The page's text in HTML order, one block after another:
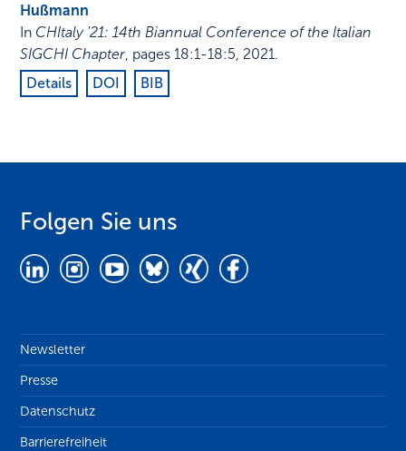
Hußmann
In CHItaly '21: 14th Biannual Conference of the Italian
SIGCHI Chapter, pages 18:1-18:5, 2021.
Details
DOI BIB
Folgen Sie uns
Newsletter
Presse
Datenschutz
Barrierefreiheit